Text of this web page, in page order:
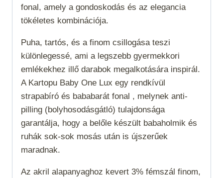
fonal, amely a gondoskodás és az elegancia
tökéletes kombinációja.
Puha, tartós, és a finom csillogása teszi
különlegessé, ami a legszebb gyermekkori
emlékekhez illő darabok megalkotására inspirál.
A Kartopu Baby One Lux egy rendkívül
strapabíró és bababarát fonal , melynek anti-
pilling (bolyhosodásgátló) tulajdonsága
garantálja, hogy a belőle készült babaholmik és
ruhák sok-sok mosás után is újszerűek
maradnak.
Az akril alapanyaghoz kevert 3% fémszál finom,